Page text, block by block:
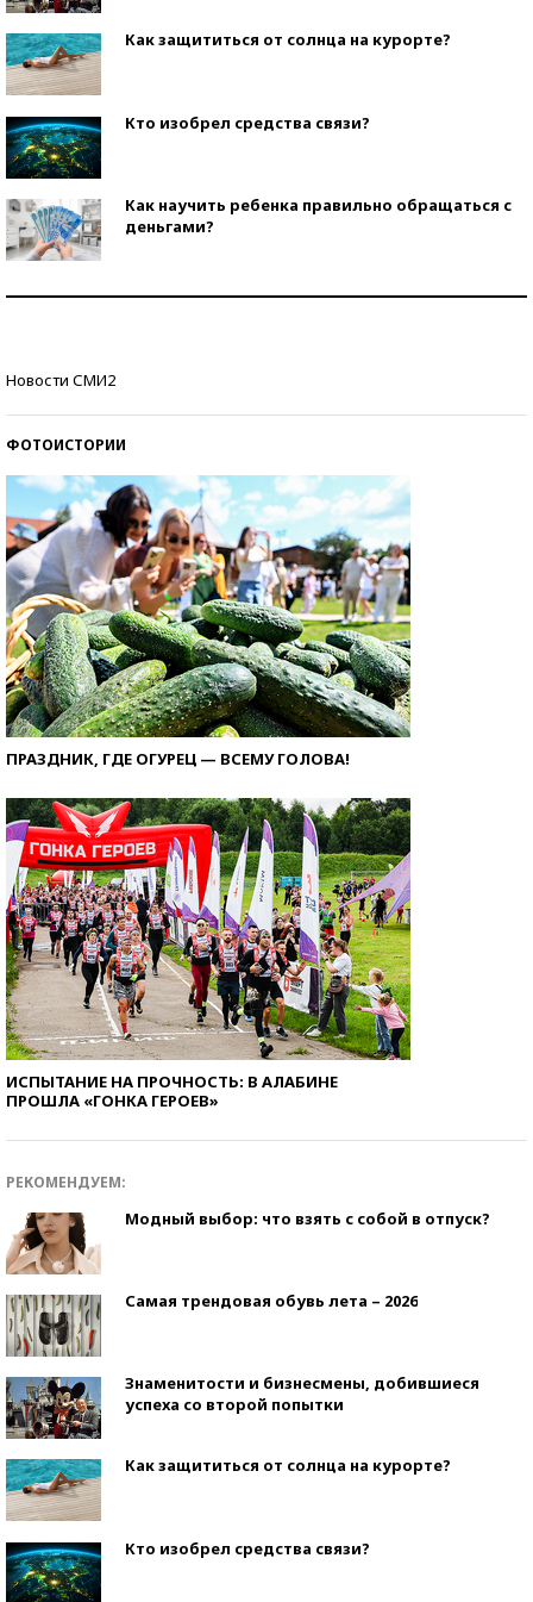
Как защититься от солнца на курорте?
Кто изобрел средства связи?
Как научить ребенка правильно обращаться с
деньгами?
Новости СМИ2
ФОТОИСТОРИИ
ПРАЗДНИК, ГДЕ ОГУРЕЦ — ВСЕМУ ГОЛОВА!
ИСПЫТАНИЕ НА ПРОЧНОСТЬ: В АЛАБИНЕ
ПРОШЛА «ГОНКА ГЕРОЕВ»
РЕКОМЕНДУЕМ:
Модный выбор: что взять с собой в отпуск?
Самая трендовая обувь лета – 2026
Знаменитости и бизнесмены, добившиеся
успеха со второй попытки
Как защититься от солнца на курорте?
Кто изобрел средства связи?